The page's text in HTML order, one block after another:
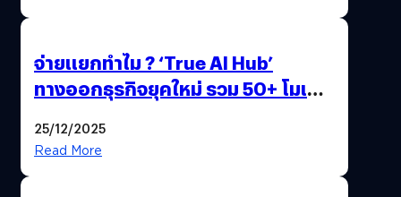
จ่ายแยกทำไม ? ‘True AI Hub’
ทางออกธุรกิจยุคใหม่ รวม 50+ โมเดล
25/12/2025
Read More